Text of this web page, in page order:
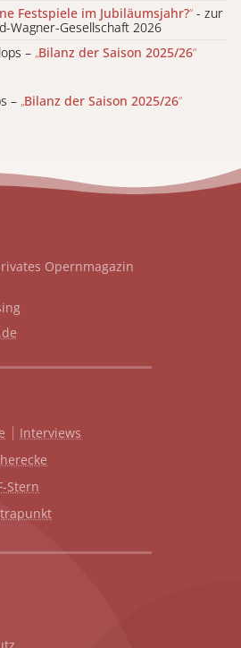
Festspiele im Jubiläumsjahr?“ - zur
Wagner-Gesellschaft 2026
– „Bilanz der Saison 2025/26“
– „Bilanz der Saison 2025/26“
Opernmagazin
Interviews
Stern